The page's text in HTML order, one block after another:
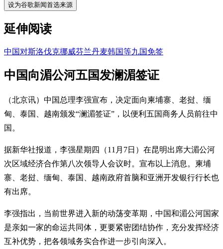
设为谷歌新闻首选来源
延伸阅读
中国对斯洛伐克挪威芬兰丹麦韩国等九国免签
中国向湄公河五国发澜湄签证
（北京讯）中国总理李强宣布，决定面向柬埔寨、老挝、缅
甸、泰国、越南颁发“澜湄签证”，以便利五国商务人员前往中
国。
据新华社报道，李强星期四（11月7日）在昆明出席大湄公河
次区域经济合作第八次领导人会议时。宣布以上消息。柬埔
寨、老挝、缅甸、泰国、越南政府首脑和亚洲开发银行行长也
有出席。
李强指出，当前世界进入新的动荡变革期，中国和湄公河国家
是亲如一家的命运共同体，更要紧密团结协作，充分发挥经济
互补优势，把各领域务实合作进一步引向深入。